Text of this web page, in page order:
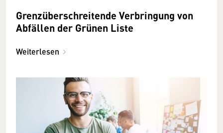
Grenzüberschreitende Verbringung von
Abfällen der Grünen Liste
Weiterlesen